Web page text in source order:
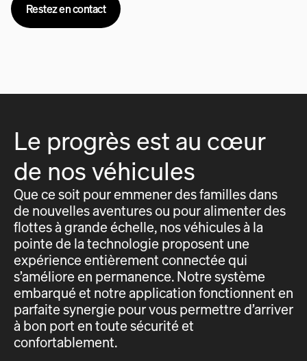
Restez en contact
Le progrès est au cœur
de nos véhicules
Que ce soit pour emmener des familles dans
de nouvelles aventures ou pour alimenter des
flottes à grande échelle, nos véhicules à la
pointe de la technologie proposent une
expérience entièrement connectée qui
s’améliore en permanence. Notre système
embarqué et notre application fonctionnent en
parfaite synergie pour vous permettre d’arriver
à bon port en toute sécurité et
confortablement.